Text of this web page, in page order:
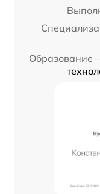
Образование –